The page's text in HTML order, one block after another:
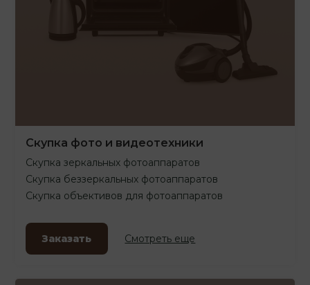
Скупка фото и видеотехники
Скупка зеркальных фотоаппаратов
Скупка беззеркальных фотоаппаратов
Скупка объективов для фотоаппаратов
Заказать Смотреть еще